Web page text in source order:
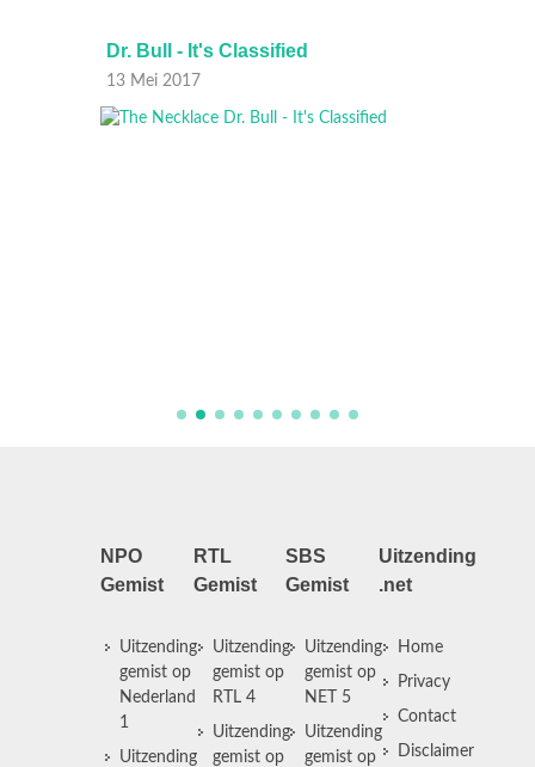
Dr. Bull - It's Classified
13 Mei 2017
NPO
Gemist
Uitzending
gemist op
Nederland
1
Uitzending
RTL
Gemist
Uitzending
gemist op
RTL 4
Uitzending
gemist op
SBS
Gemist
Uitzending
gemist op
NET 5
Uitzending
gemist op
Uitzending
.net
Home
Privacy
Contact
Disclaimer